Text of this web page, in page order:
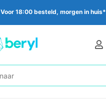
Voor 18:00 besteld, morgen in huis*